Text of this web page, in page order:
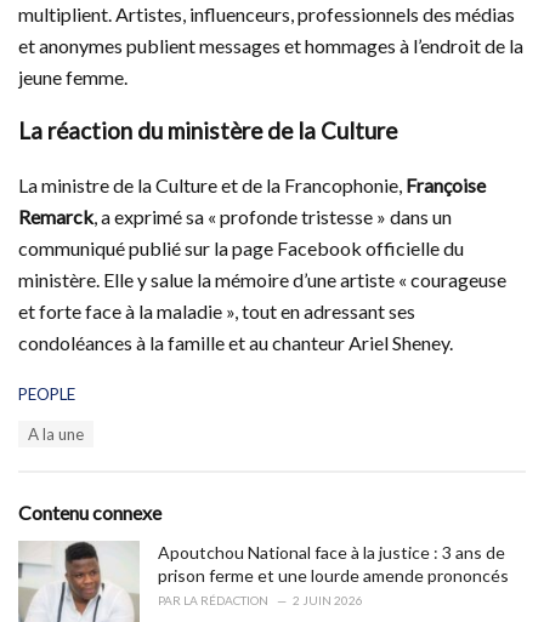
multiplient. Artistes, influenceurs, professionnels des médias
et anonymes publient messages et hommages à l’endroit de la
jeune femme.
La réaction du ministère de la Culture
La ministre de la Culture et de la Francophonie, Françoise
Remarck, a exprimé sa « profonde tristesse » dans un
communiqué publié sur la page Facebook officielle du
ministère. Elle y salue la mémoire d’une artiste « courageuse
et forte face à la maladie », tout en adressant ses
condoléances à la famille et au chanteur Ariel Sheney.
C
o
r
i
e
s
:
PEOPLE
:
A la une
Contenu connexe
Apoutchou National face à la justice : 3 ans de
prison ferme et une lourde amende prononcés
PAR LA RÉDACTION 2 JUIN 2026